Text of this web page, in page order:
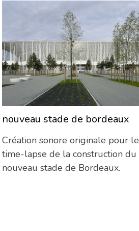
nouveau stade de bordeaux
Création sonore originale pour le
time-lapse de la construction du
nouveau stade de Bordeaux.